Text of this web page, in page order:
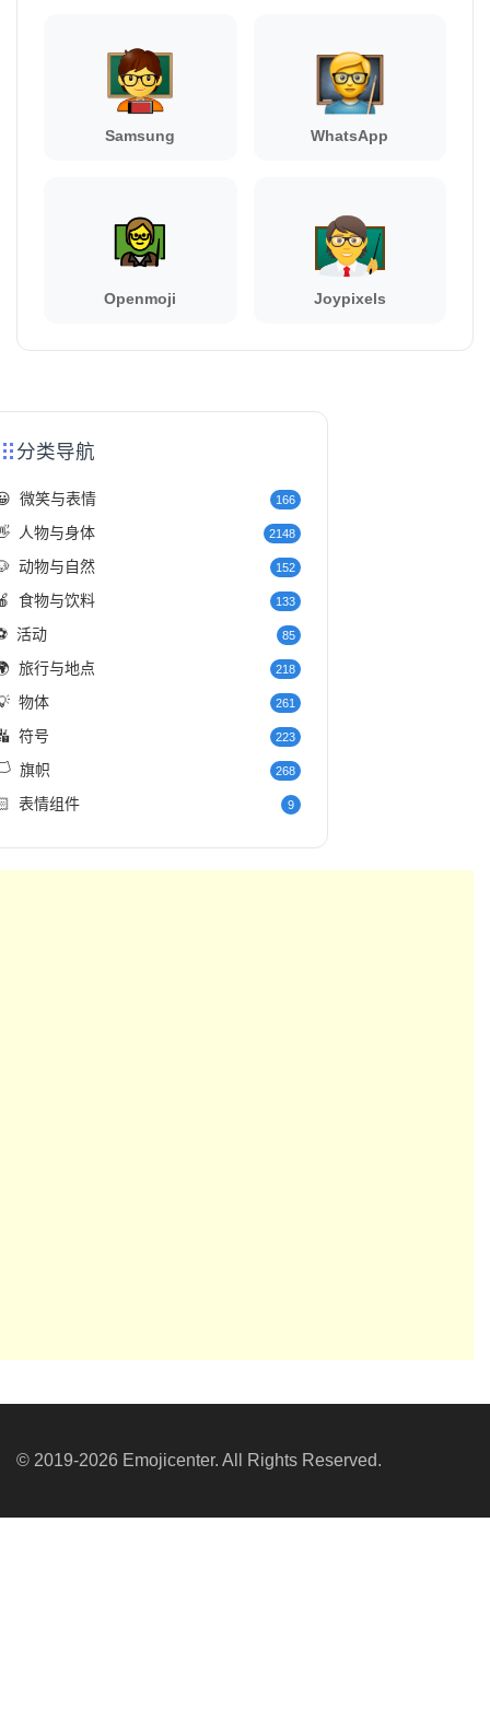
Samsung WhatsApp
Openmoji Joypixels
分类导航
微笑与表情 166
人物与身体 2148
动物与自然 152
食物与饮料 133
活动 85
旅行与地点 218
物体 261
符号 223
旗帜 268
表情组件 9
© 2019-2026 Emojicenter. All Rights Reserved.